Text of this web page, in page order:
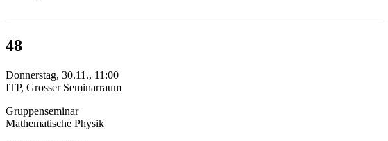
48
Donnerstag, 30.11., 11:00
ITP, Grosser Seminarraum
Gruppenseminar
Mathematische Physik